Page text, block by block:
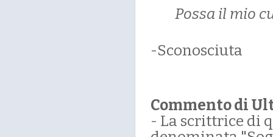
Possa il mio
-Sconosciuta
Commento di
- La scrittrice di